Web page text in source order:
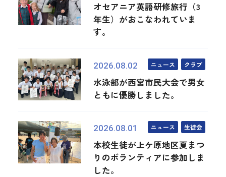
オセアニア英語研修旅行（3
年生）がおこなわれていま
す。
2026.08.02 ニュース クラブ
水泳部が西宮市民大会で男女
ともに優勝しました。
2026.08.01 ニュース 生徒会
本校生徒が上ケ原地区夏まつ
りのボランティアに参加しま
した。